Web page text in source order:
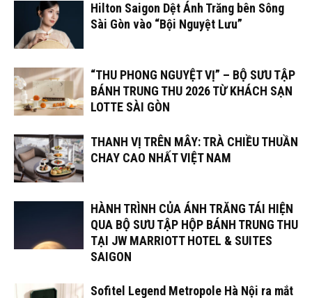
Hilton Saigon Dệt Ánh Trăng bên Sông
Sài Gòn vào “Bội Nguyệt Lưu”
“THU PHONG NGUYỆT VỊ” – BỘ SƯU TẬP
BÁNH TRUNG THU 2026 TỪ KHÁCH SẠN
LOTTE SÀI GÒN
THANH VỊ TRÊN MÂY: TRÀ CHIỀU THUẦN
CHAY CAO NHẤT VIỆT NAM
HÀNH TRÌNH CỦA ÁNH TRĂNG TÁI HIỆN
QUA BỘ SƯU TẬP HỘP BÁNH TRUNG THU
TẠI JW MARRIOTT HOTEL & SUITES
SAIGON
Sofitel Legend Metropole Hà Nội ra mắt